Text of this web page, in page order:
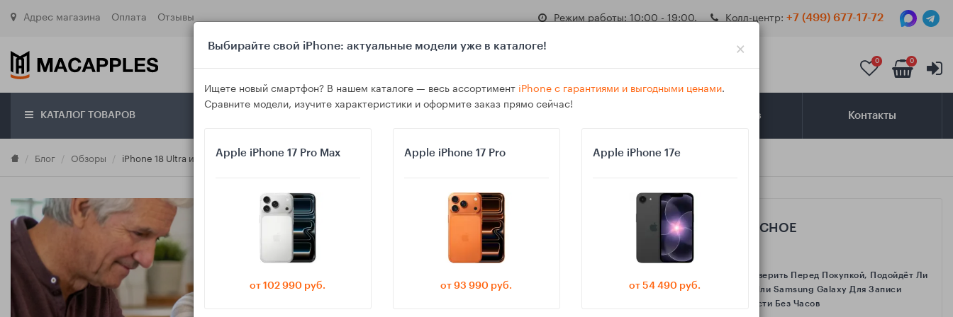
Адрес магазина Оплата Отзывы Режим работы: 10:00 - 19:00. Колл-центр: +7 (499) 677-17-72
0 0
КАТАЛОГ ТОВАРОВ Самовывоз Контакты
Блог Обзоры iPhone 18 Ultra и Galaxy S27 Ultra для родителей: какой флагман проще настроить семье
САМОЕ ИНТЕРЕСНОЕ
Как Проверить Перед Покупкой, Подойдёт Ли
IPhone Или Samsung Galaxy Для Записи
Активности Без Часов
Выбирайте свой iPhone: актуальные модели уже в каталоге! ×
Ищете новый смартфон? В нашем каталоге — весь ассортимент iPhone с гарантиями и выгодными ценами.
Сравните модели, изучите характеристики и оформите заказ прямо сейчас!
Apple iPhone 17 Pro Max
от 102 990 руб.
Apple iPhone 17 Pro
от 93 990 руб.
Apple iPhone 17e
от 54 490 руб.